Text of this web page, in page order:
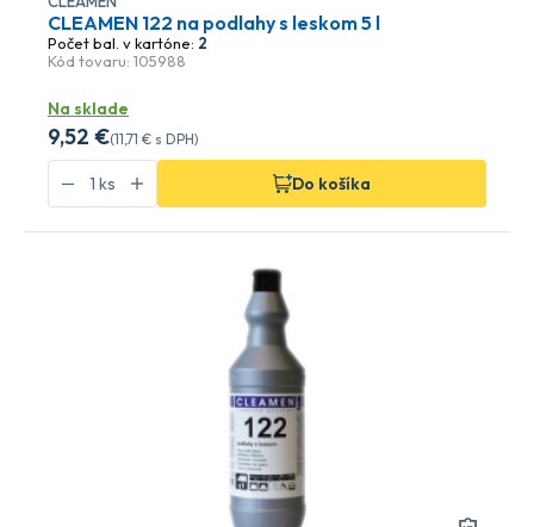
CLEAMEN 122 na podlahy s leskom 5 l
Počet bal. v kartóne: 2
Kód tovaru: 105988
Na sklade
9,52 €(11,71 € s DPH)
Do košíka